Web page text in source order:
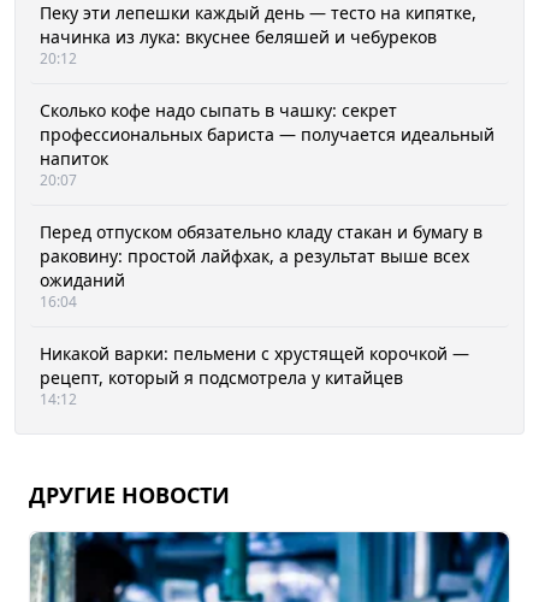
Пеку эти лепешки каждый день — тесто на кипятке,
начинка из лука: вкуснее беляшей и чебуреков
20:12
Сколько кофе надо сыпать в чашку: секрет
профессиональных бариста — получается идеальный
напиток
20:07
Перед отпуском обязательно кладу стакан и бумагу в
раковину: простой лайфхак, а результат выше всех
ожиданий
16:04
Никакой варки: пельмени с хрустящей корочкой —
рецепт, который я подсмотрела у китайцев
14:12
ДРУГИЕ НОВОСТИ